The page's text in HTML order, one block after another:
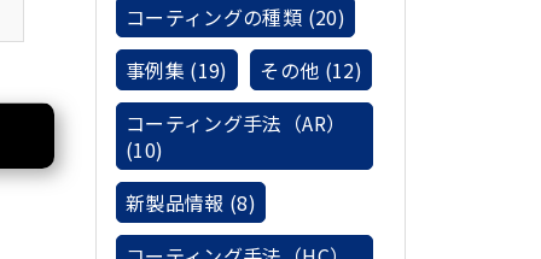
コーティングの種類 (20)
事例集 (19)
その他 (12)
コーティング手法（AR）
(10)
新製品情報 (8)